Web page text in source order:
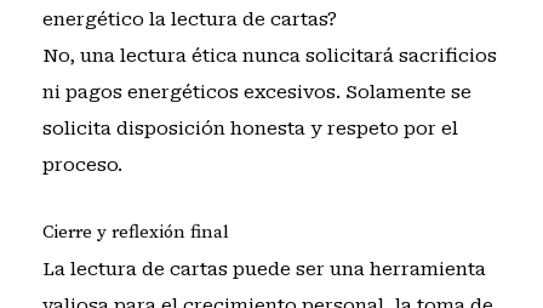
energético la lectura de cartas?
No, una lectura ética nunca solicitará sacrificios
ni pagos energéticos excesivos. Solamente se
solicita disposición honesta y respeto por el
proceso.
Cierre y reflexión final
La lectura de cartas puede ser una herramienta